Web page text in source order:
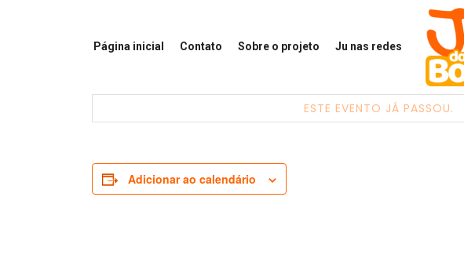
Página inicial Contato Sobre o projeto Ju nas redes
ESTE EVENTO JÁ PASSOU.
Adicionar ao calendário